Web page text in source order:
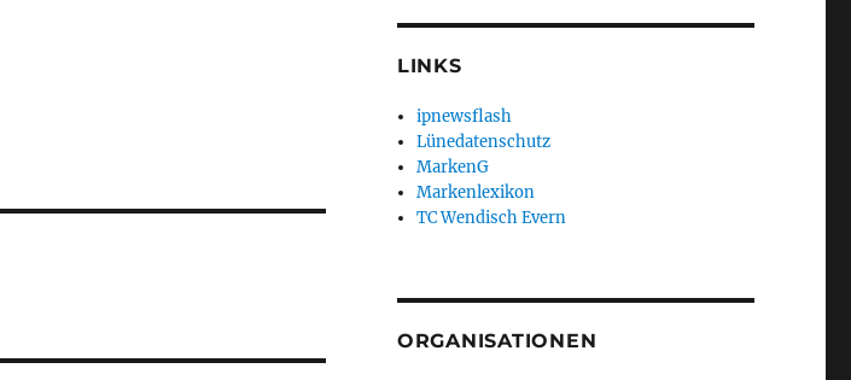
LINKS
ipnewsflash
Lünedatenschutz
MarkenG
Markenlexikon
TC Wendisch Evern
ORGANISATIONEN